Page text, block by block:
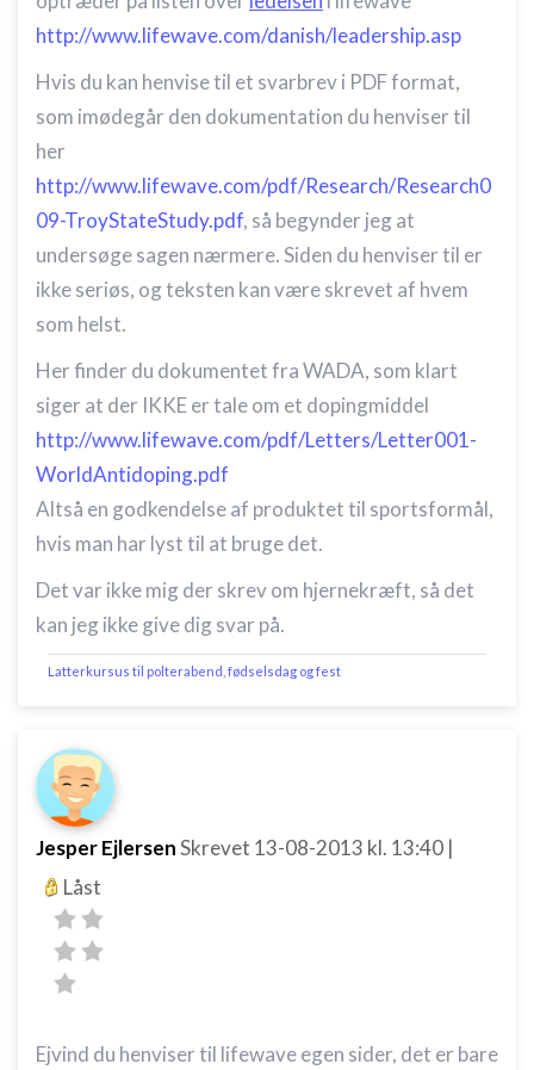
http://www.lifewave.com/danish/leadership.asp
Hvis du kan henvise til et svarbrev i PDF format,
som imødegår den dokumentation du henviser til
her
http://www.lifewave.com/pdf/Research/Research0
09-TroyStateStudy.pdf, så begynder jeg at
undersøge sagen nærmere. Siden du henviser til er
ikke seriøs, og teksten kan være skrevet af hvem
som helst.
Her finder du dokumentet fra WADA, som klart
siger at der IKKE er tale om et dopingmiddel
http://www.lifewave.com/pdf/Letters/Letter001-
WorldAntidoping.pdf
Altså en godkendelse af produktet til sportsformål,
hvis man har lyst til at bruge det.
Det var ikke mig der skrev om hjernekræft, så det
kan jeg ikke give dig svar på.
Latterkursus til polterabend, fødselsdag og fest
Jesper EjlersenSkrevet 13-08-2013 kl. 13:40 |
Låst
Ejvind du henviser til lifewave egen sider, det er bare